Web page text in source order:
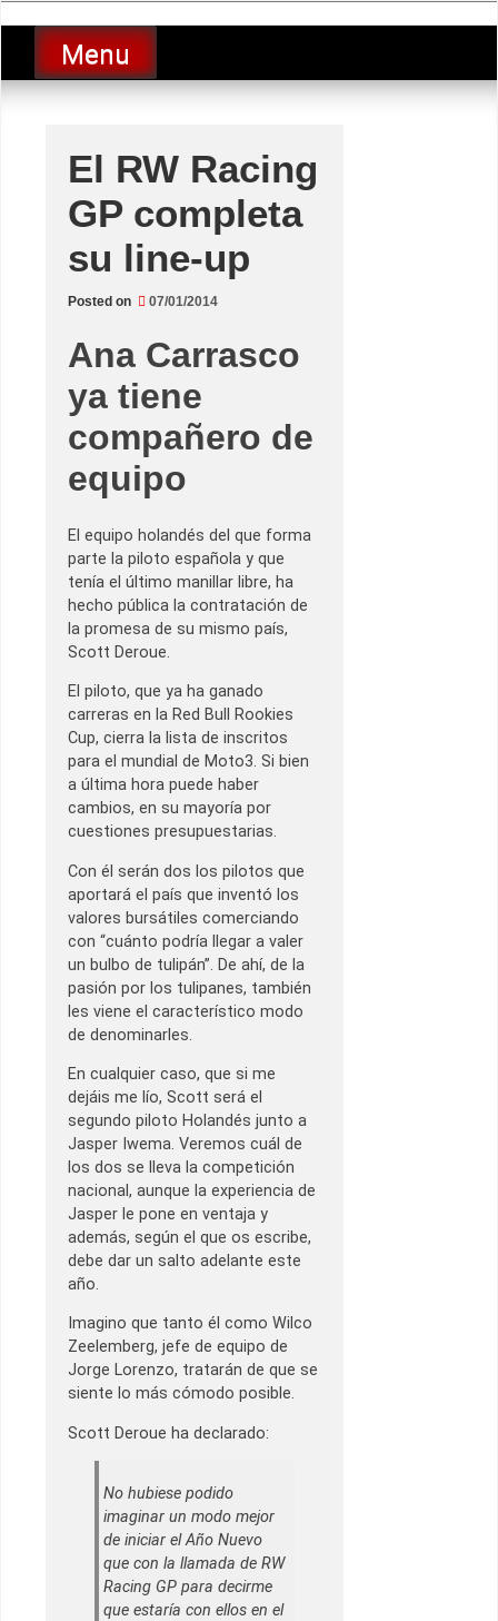
to
contentLucio Lopez GP
luciolopezgp
Menu
El RW Racing
GP completa
su line-up
Posted on 07/01/2014
Ana Carrasco
ya tiene
compañero de
equipo
El equipo holandés del que forma
parte la piloto española y que
tenía el último manillar libre, ha
hecho pública la contratación de
la promesa de su mismo país,
Scott Deroue.
El piloto, que ya ha ganado
carreras en la Red Bull Rookies
Cup, cierra la lista de inscritos
para el mundial de Moto3. Si bien
a última hora puede haber
cambios, en su mayoría por
cuestiones presupuestarias.
Con él serán dos los pilotos que
aportará el país que inventó los
valores bursátiles comerciando
con “cuánto podría llegar a valer
un bulbo de tulipán”. De ahí, de la
pasión por los tulipanes, también
les viene el característico modo
de denominarles.
En cualquier caso, que si me
dejáis me lío, Scott será el
segundo piloto Holandés junto a
Jasper Iwema. Veremos cuál de
los dos se lleva la competición
nacional, aunque la experiencia de
Jasper le pone en ventaja y
además, según el que os escribe,
debe dar un salto adelante este
año.
Imagino que tanto él como Wilco
Zeelemberg, jefe de equipo de
Jorge Lorenzo, tratarán de que se
siente lo más cómodo posible.
Scott Deroue ha declarado:
No hubiese podido
imaginar un modo mejor
de iniciar el Año Nuevo
que con la llamada de RW
Racing GP para decirme
que estaría con ellos en el